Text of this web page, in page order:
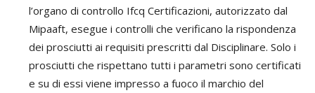
l’organo di controllo Ifcq Certificazioni, autorizzato dal
Mipaaft, esegue i controlli che verificano la rispondenza
dei prosciutti ai requisiti prescritti dal Disciplinare. Solo i
prosciutti che rispettano tutti i parametri sono certificati
e su di essi viene impresso a fuoco il marchio del